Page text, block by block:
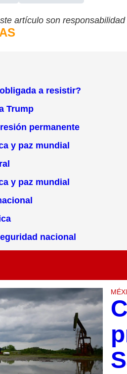
artículo son
a resistir?
Trump
permanente
y paz mundial
y paz mundial
nacional